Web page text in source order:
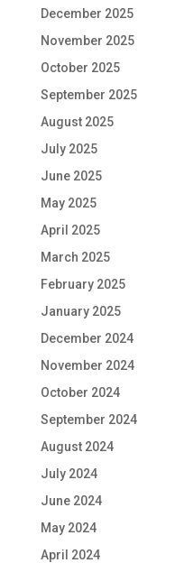
December 2025
November 2025
October 2025
September 2025
August 2025
July 2025
June 2025
May 2025
April 2025
March 2025
February 2025
January 2025
December 2024
November 2024
October 2024
September 2024
August 2024
July 2024
June 2024
May 2024
April 2024